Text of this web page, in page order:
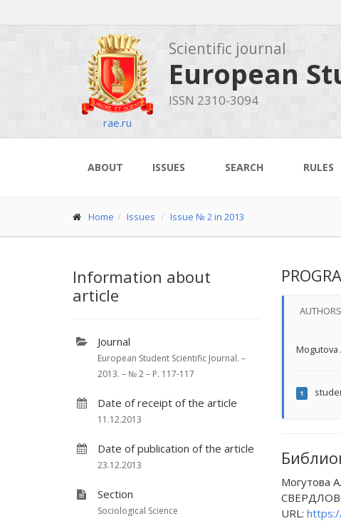
rae.ru
Scientific journal
European
ISSN 2310-3094
ABOUT ISSUES SEARCH RULES
Home Issues Issue № 2 in 2013
Information about
article
Journal
European Student Scientific Journal. –
2013. – № 2 – P. 117-117
Date of receipt of the article
11.12.2013
Date of publication of the article
23.12.2013
Section
Sociological Science
AUTHORS
Mogutova
1
URL: